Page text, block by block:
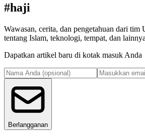
#haji
Wawasan, cerita, dan pengetahuan dari
tentang Islam, teknologi, tempat, dan
Dapatkan artikel baru di kotak masuk Anda
Berlangganan